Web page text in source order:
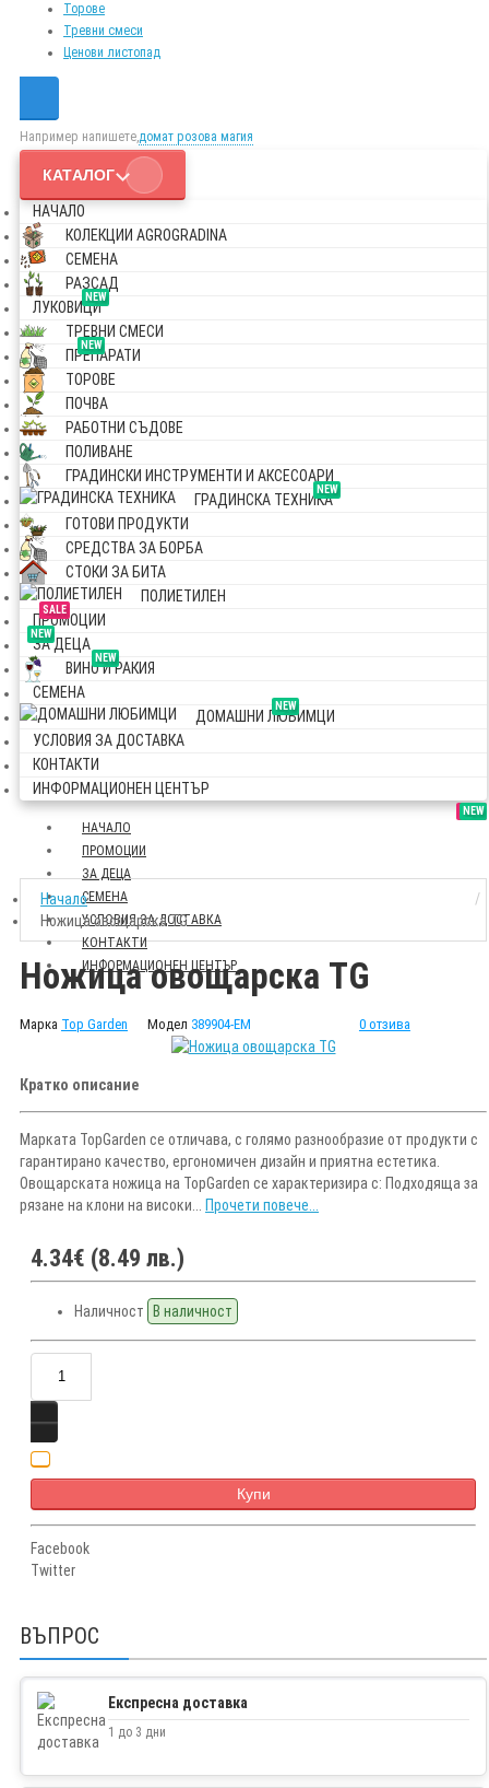
Торове
Тревни смеси
Ценови листопад
Например напишете,домат розова магия
КАТАЛОГ
НАЧАЛО
КОЛЕКЦИИ AGROGRADINA
СЕМЕНА
РАЗСАД
NEW
ЛУКОВИЦИ
ТРЕВНИ СМЕСИ
NEW
ПРЕПАРАТИ
ТОРОВЕ
ПОЧВА
РАБОТНИ СЪДОВЕ
ПОЛИВАНЕ
ГРАДИНСКИ ИНСТРУМЕНТИ И АКСЕСОАРИ
NEW
ГРАДИНСКА ТЕХНИКА
ГОТОВИ ПРОДУКТИ
СРЕДСТВА ЗА БОРБА
СТОКИ ЗА БИТА
ПОЛИЕТИЛЕН
SALE
ПРОМОЦИИ
NEW
ЗА ДЕЦА
NEW
ВИНО И РАКИЯ
СЕМЕНА
NEW
ДОМАШНИ ЛЮБИМЦИ
УСЛОВИЯ ЗА ДОСТАВКА
КОНТАКТИ
ИНФОРМАЦИОНЕН ЦЕНТЪР
НАЧАЛО
SALE
ПРОМОЦИИ
NEW
ЗА ДЕЦА
СЕМЕНА
УСЛОВИЯ ЗА ДОСТАВКА
КОНТАКТИ
ИНФОРМАЦИОНЕН ЦЕНТЪР
Начало
Ножица овощарска TG
Ножица овощарска TG
Марка Top Garden Модел 389904-EM 0 отзива
Кратко описание
Марката TopGarden се отличава, с голямо разнообразие от продукти с
гарантирано качество, ергономичен дизайн и приятна естетика.
Овощарската ножица на TopGarden се характеризира с: Подходяща за
рязане на клони на високи... Прочети повече...
4.34€ (8.49 лв.)
Наличност В наличност
Купи
Facebook
Twitter
ВЪПРОС
Експресна доставка
1 до 3 дни